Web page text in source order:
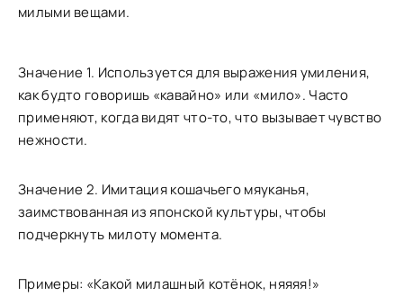
милыми вещами.
Значение 1. Используется для выражения умиления,
как будто говоришь «кавайно» или «мило». Часто
применяют, когда видят что-то, что вызывает чувство
нежности.
Значение 2. Имитация кошачьего мяуканья,
заимствованная из японской культуры, чтобы
подчеркнуть милоту момента.
Примеры: «Какой милашный котёнок, няяяя!»